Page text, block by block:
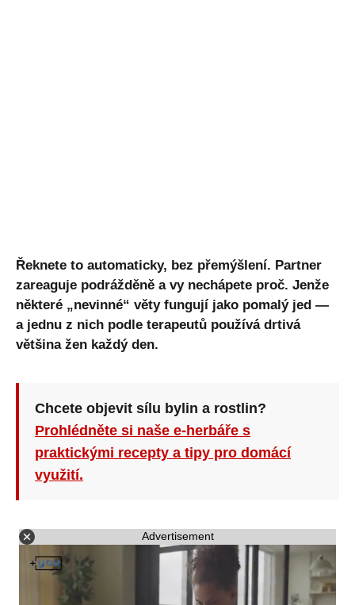
Řeknete to automaticky, bez přemýšlení. Partner
zareaguje podrážděně a vy nechápete proč. Jenže
některé „nevinné“ věty fungují jako pomalý jed —
a jednu z nich podle terapeutů používá drtivá
většina žen každý den.
Chcete objevit sílu bylin a rostlin?
Prohlédněte si naše e-herbáře s
praktickými recepty a tipy pro domácí
využití.
Advertisement